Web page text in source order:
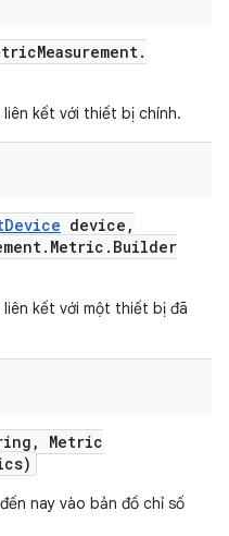
Measurement.
kết với thiết bị chính.
Device device ,
. Metric . Builder
kết với một thiết bị đã
,
Metric
nay vào bản đồ chỉ số